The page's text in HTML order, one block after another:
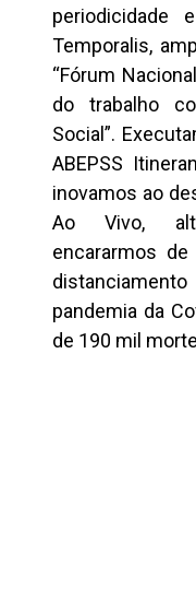
periodicidade
Temporalis,
“Fórum
do trabalho
Social”.
ABEPSS
inovamos ao
Ao Vivo,
encararmos
pandemia da
de 190 mil